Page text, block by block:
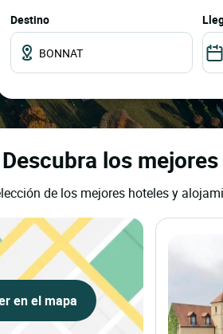
Destino
los
de los mejores hoteles y
en el mapa